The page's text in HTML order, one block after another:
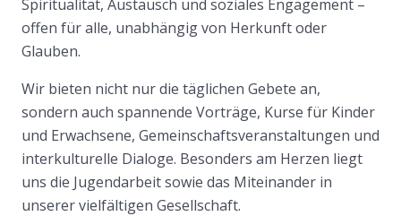
Spiritualität, Austausch und soziales Engagement –
offen für alle, unabhängig von Herkunft oder
Glauben.
Wir bieten nicht nur die täglichen Gebete an,
sondern auch spannende Vorträge, Kurse für Kinder
und Erwachsene, Gemeinschaftsveranstaltungen und
interkulturelle Dialoge. Besonders am Herzen liegt
uns die Jugendarbeit sowie das Miteinander in
unserer vielfältigen Gesellschaft.